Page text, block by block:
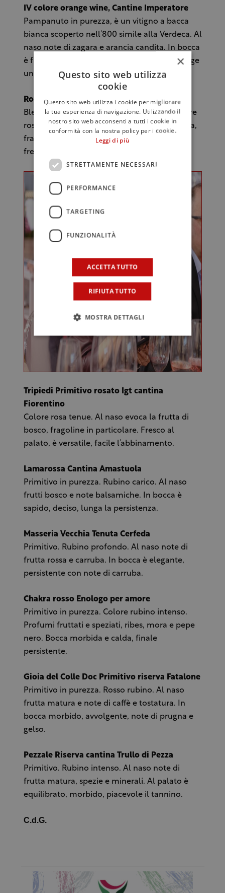
IV colore orange wine, Cantine Imperatore
Pampanuto in purezza, è un vitigno a bacca
bianca scoperto nell’800 simile alla Verdeca. Al
naso note di zagara e arancia candita. In bocca
è fresco, bella spalla acida, dopo poco emerge
una piacevole mineralità.
Rosato Doc Castel del Monte Vignuolo
Blend di Bombino nero e Nero di Troia. Colore
rosa brillante. Al naso bouquet di frutta rossa,
fragoline di bosco in particolare. Al palato è
fresco, piacevole.
Tripiedi Primitivo rosato Igt cantina
Fiorentino
Colore rosa tenue. Al naso evoca la frutta di
bosco, fragoline in particolare. Fresco al
palato, è versatile, facile l’abbinamento.
Lamarossa Cantina Amastuola
Primitivo in purezza. Rubino carico. Al naso
frutti bosco e note balsamiche. In bocca è
sapido, deciso, lunga la persistenza.
Masseria Vecchia Tenuta Cerfeda
Primitivo. Rubino profondo. Al naso note di
frutta rossa e carruba. In bocca è elegante,
persistente con note di carruba.
Chakra rosso Enologo per amore
Primitivo in purezza. Colore rubino intenso.
Profumi fruttati e speziati, ribes, mora e pepe
nero. Bocca morbida e calda, finale
persistente.
Gioia del Colle Doc Primitivo riserva Fatalone
Primitivo in purezza. Rosso rubino. Al naso
frutta matura e note di caffè e tostatura. In
bocca morbido, avvolgente, note di prugna e
gelso.
Pezzale Riserva cantina Trullo di Pezza
Primitivo. Rubino intenso. Al naso note di
frutta matura, spezie e minerali. Al palato è
equilibrato, morbido, piacevole il tannino.
C.d.G.
×
Questo sito web utilizza
cookie
Questo sito web utilizza i cookie per migliorare
la tua esperienza di navigazione. Utilizzando il
nostro sito web acconsenti a tutti i cookie in
conformità con la nostra policy per i cookie.
Leggi di più
STRETTAMENTE NECESSARI
PERFORMANCE
TARGETING
FUNZIONALITÀ
ACCETTA TUTTO
RIFIUTA TUTTO
MOSTRA DETTAGLI